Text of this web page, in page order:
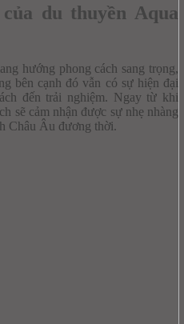
du thuyền Aqua
hướng phong cách sang trọng,
bên cạnh đó vẫn có sự hiện đại
đến trải nghiệm. Ngay từ khi
sẽ cảm nhận được sự nhẹ nhàng
Châu Âu đương thời.